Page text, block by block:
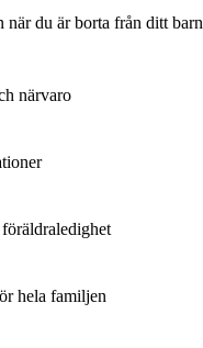
du är borta från ditt barn
närvaro
hela familjen